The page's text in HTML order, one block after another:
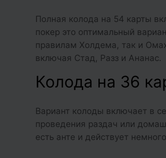
Полная колода на 54 карты
покер это оптимальный
правилам Холдема, так и
включая Стад, Разз и Ананас.
Колода на 36
Вариант колоды включает в
проведения раздач или
есть анте и действует